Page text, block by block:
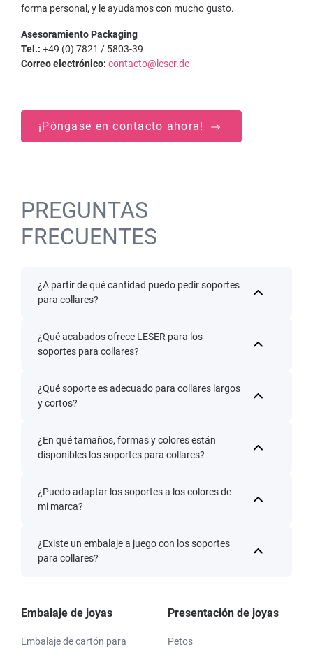
forma personal, y le ayudamos con mucho gusto.
Asesoramiento Packaging
Tel.: +49 (0) 7821 / 5803-39
Correo electrónico: contacto@leser.de
¡Póngase en contacto ahora!
PREGUNTAS
FRECUENTES
¿A partir de qué cantidad puedo pedir soportes
para collares?
¿Qué acabados ofrece LESER para los
soportes para collares?
¿Qué soporte es adecuado para collares largos
y cortos?
¿En qué tamaños, formas y colores están
disponibles los soportes para collares?
¿Puedo adaptar los soportes a los colores de
mi marca?
¿Existe un embalaje a juego con los soportes
para collares?
Embalaje de joyas
Embalaje de cartón para
Presentación de joyas
Petos